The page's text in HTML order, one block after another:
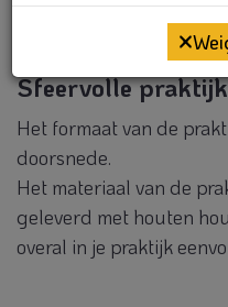
Sea view
Sfeervolle
Het formaat van de
doorsnede.
Het materiaal van de
geleverd met houten
overal in je praktijk